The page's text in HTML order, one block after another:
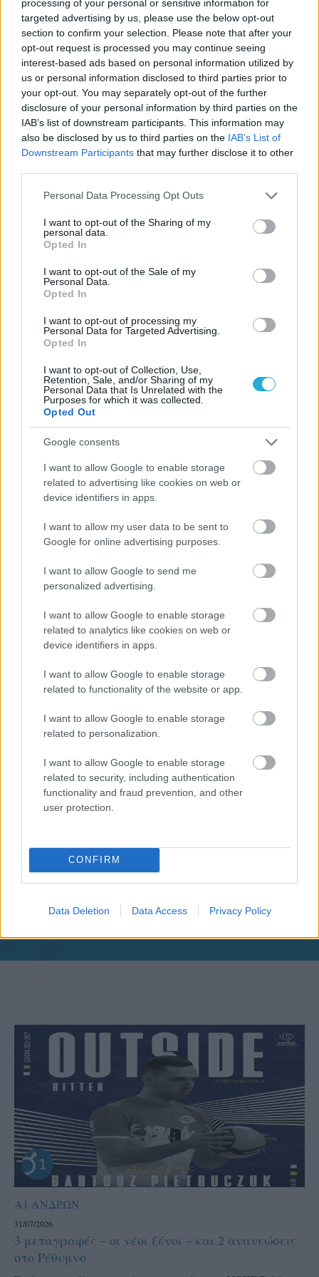
processing of your personal or sensitive information for
targeted advertising by us, please use the below opt-out
section to confirm your selection. Please note that after your
opt-out request is processed you may continue seeing
interest-based ads based on personal information utilized by
us or personal information disclosed to third parties prior to
your opt-out. You may separately opt-out of the further
disclosure of your personal information by third parties on the
IAB’s list of downstream participants. This information may
also be disclosed by us to third parties on the IAB’s List of
Downstream Participants that may further disclose it to other
Please note that this website/app uses one or more Google
not limited to your visit or usage behaviour. You may click to
grant or deny consent to Google and its third-party tags to
use your data for below specified purposes in below Google
consent section.
Personal Data Processing Opt Outs
I want to opt-out of the Sharing of my
personal data.
Opted In
I want to opt-out of the Sale of my
Personal Data.
Opted In
I want to opt-out of processing my
Personal Data for Targeted Advertising.
Opted In
I want to opt-out of Collection, Use,
Retention, Sale, and/or Sharing of my
Personal Data that Is Unrelated with the
Purposes for which it was collected.
Opted Out
Google consents
I want to allow Google to enable storage
related to advertising like cookies on web or
device identifiers in apps.
I want to allow my user data to be sent to
Google for online advertising purposes.
I want to allow Google to send me
personalized advertising.
I want to allow Google to enable storage
related to analytics like cookies on web or
device identifiers in apps.
I want to allow Google to enable storage
related to functionality of the website or app.
I want to allow Google to enable storage
related to personalization.
I want to allow Google to enable storage
related to security, including authentication
functionality and fraud prevention, and other
user protection.
CONFIRM
Data Deletion Data Access Privacy Policy
ΓΝΩΜΕΣ
ΠΕΝΥ ΡΟΝΤΟΓΙΑΝΝΗ
11/03/2026
Από την Περούτζια του 2000
Παναθηναϊκού με την
08/03/2026
Α.Ο. Θήρας
Aκολουθήστε μας
παντού…
Α1 ΑΝΔΡΩΝ
31/07/2026
3 μεταγραφές – οι νέοι ξένοι – και 2 ανανεώσεις
στο Ρέθυμνο